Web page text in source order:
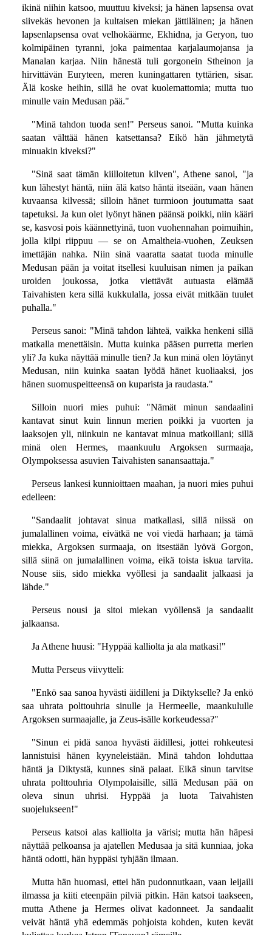
ikinä niihin katsoo, muuttuu kiveksi; ja hänen lapsensa ovat
siivekäs hevonen ja kultaisen miekan jättiläinen; ja hänen
lapsenlapsensa ovat velhokäärme, Ekhidna, ja Geryon, tuo
kolmipäinen tyranni, joka paimentaa karjalaumojansa ja
Manalan karjaa. Niin hänestä tuli gorgonein Stheinon ja
hirvittävän Euryteen, meren kuningattaren tyttärien, sisar.
Älä koske heihin, sillä he ovat kuolemattomia; mutta tuo
minulle vain Medusan pää."
"Minä tahdon tuoda sen!" Perseus sanoi. "Mutta kuinka
saatan välttää hänen katsettansa? Eikö hän jähmetytä
minuakin kiveksi?"
"Sinä saat tämän kiilloitetun kilven", Athene sanoi, "ja
kun lähestyt häntä, niin älä katso häntä itseään, vaan hänen
kuvaansa kilvessä; silloin hänet turmioon joutumatta saat
tapetuksi. Ja kun olet lyönyt hänen päänsä poikki, niin kääri
se, kasvosi pois käännettyinä, tuon vuohennahan poimuihin,
jolla kilpi riippuu — se on Amaltheia-vuohen, Zeuksen
imettäjän nahka. Niin sinä vaaratta saatat tuoda minulle
Medusan pään ja voitat itsellesi kuuluisan nimen ja paikan
uroiden joukossa, jotka viettävät autuasta elämää
Taivahisten kera sillä kukkulalla, jossa eivät mitkään tuulet
puhalla."
Perseus sanoi: "Minä tahdon lähteä, vaikka henkeni sillä
matkalla menettäisin. Mutta kuinka pääsen purretta merien
yli? Ja kuka näyttää minulle tien? Ja kun minä olen löytänyt
Medusan, niin kuinka saatan lyödä hänet kuoliaaksi, jos
hänen suomuspeitteensä on kuparista ja raudasta."
Silloin nuori mies puhui: "Nämät minun sandaalini
kantavat sinut kuin linnun merien poikki ja vuorten ja
laaksojen yli, niinkuin ne kantavat minua matkoillani; sillä
minä olen Hermes, maankuulu Argoksen surmaaja,
Olympoksessa asuvien Taivahisten sanansaattaja."
Perseus lankesi kunnioittaen maahan, ja nuori mies puhui
edelleen:
"Sandaalit johtavat sinua matkallasi, sillä niissä on
jumalallinen voima, eivätkä ne voi viedä harhaan; ja tämä
miekka, Argoksen surmaaja, on itsestään lyövä Gorgon,
sillä siinä on jumalallinen voima, eikä toista iskua tarvita.
Nouse siis, sido miekka vyöllesi ja sandaalit jalkaasi ja
lähde."
Perseus nousi ja sitoi miekan vyöllensä ja sandaalit
jalkaansa.
Ja Athene huusi: "Hyppää kalliolta ja ala matkasi!"
Mutta Perseus viivytteli:
"Enkö saa sanoa hyvästi äidilleni ja Diktykselle? Ja enkö
saa uhrata polttouhria sinulle ja Hermeelle, maankululle
Argoksen surmaajalle, ja Zeus-isälle korkeudessa?"
"Sinun ei pidä sanoa hyvästi äidillesi, jottei rohkeutesi
lannistuisi hänen kyyneleistään. Minä tahdon lohduttaa
häntä ja Diktystä, kunnes sinä palaat. Eikä sinun tarvitse
uhrata polttouhria Olympolaisille, sillä Medusan pää on
oleva sinun uhrisi. Hyppää ja luota Taivahisten
suojelukseen!"
Perseus katsoi alas kalliolta ja värisi; mutta hän häpesi
näyttää pelkoansa ja ajatellen Medusaa ja sitä kunniaa, joka
häntä odotti, hän hyppäsi tyhjään ilmaan.
Mutta hän huomasi, ettei hän pudonnutkaan, vaan leijaili
ilmassa ja kiiti eteenpäin pilviä pitkin. Hän katsoi taakseen,
mutta Athene ja Hermes olivat kadonneet. Ja sandaalit
veivät häntä yhä edemmäs pohjoista kohden, kuten kevät